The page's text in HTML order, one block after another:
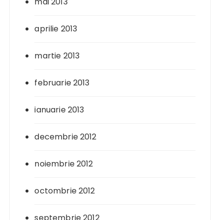
aprilie 2013
martie 2013
februarie 2013
ianuarie 2013
decembrie 2012
noiembrie 2012
octombrie 2012
septembrie 2012